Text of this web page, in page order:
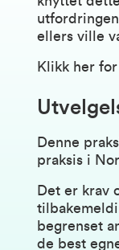
ellers ville
Klikk her
Denne
praksis i
Det er krav
begrenset
de best